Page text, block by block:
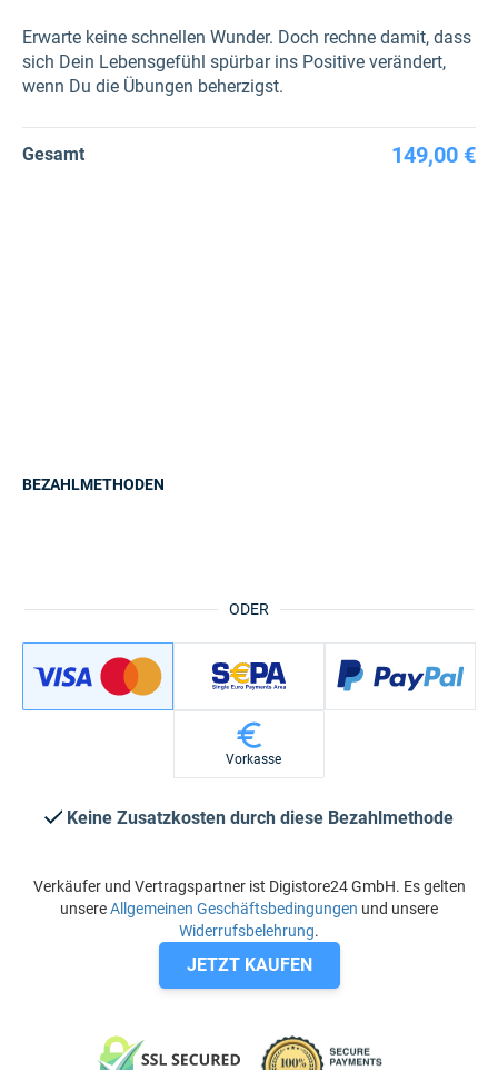
Erwarte keine schnellen Wunder. Doch rechne damit, dass
sich Dein Lebensgefühl spürbar ins Positive verändert,
wenn Du die Übungen beherzigst.
Gesamt 149,00 €
ODER
BEZAHLMETHODEN
Vorkasse
Keine Zusatzkosten durch diese Bezahlmethode
Verkäufer und Vertragspartner ist Digistore24 GmbH. Es gelten
unsereAllgemeinen Geschäftsbedingungen und unsere
Widerrufsbelehrung.
JETZT KAUFEN